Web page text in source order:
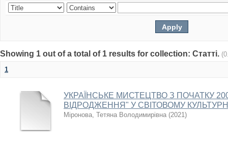
Showing 1 out of a total of 1 results for collection: Статті.
1
УКРАЇНСЬКЕ МИСТЕЦТВО З ПОЧАТКУ
ВІДРОДЖЕННЯ" У СВІТОВОМУ
Міронова, Тетяна Володимирівна (2021)